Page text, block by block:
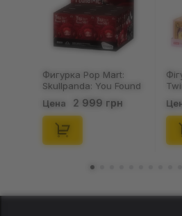
Фігурка Pop Mart:
Twinkle Twinkle: Light
Up: Scene Sets Series
(Blind Box: 1 з 10)
(Secret Edition),
(21372)
Цена 1 699 грн